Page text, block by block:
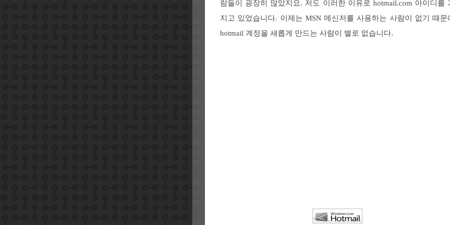
람들이 굉장히 많았지요. 저도 이러한 이유로 hotmail.com 아이디를
지고 있었습니다. 이제는 MSN 메신저를 사용하는 사람이 없기 때문
hotmail 계정을 새롭게 만드는 사람이 별로 없습니다.